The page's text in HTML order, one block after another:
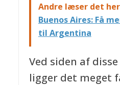
Andre læser det
Buenos Aires: Få
til Argentina
Ved siden af
ligger det meget